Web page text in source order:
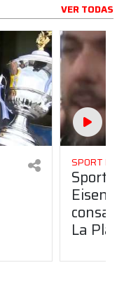
VER TODAS
SPORT
Sport
La